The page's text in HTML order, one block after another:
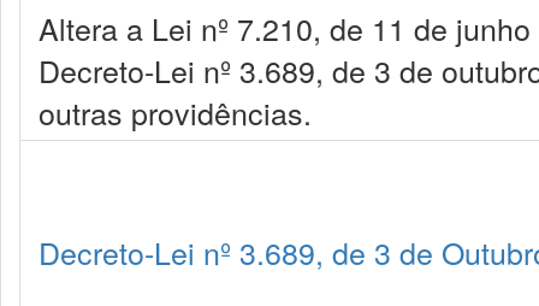
Altera a Lei nº 7.210, de 11 de
Decreto-Lei nº 3.689, de 3 de
outras providências.
Decreto-Lei nº 3.689, de 3 de